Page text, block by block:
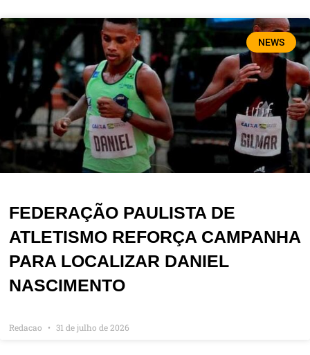
NEWS
FEDERAÇÃO PAULISTA DE
ATLETISMO REFORÇA CAMPANHA
PARA LOCALIZAR DANIEL
NASCIMENTO
Redacao 31 de julho de 2026